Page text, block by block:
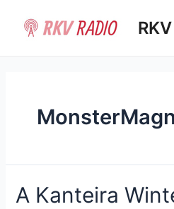
contenido
A Kanteira